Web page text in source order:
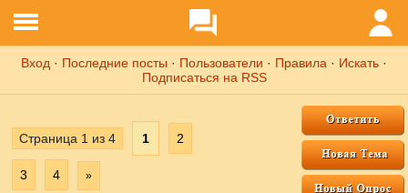
Вход · Последние посты · Пользователи · Правила · Искать ·
Подписаться на RSS
Страница 1 из 4 1 2
3 4 »